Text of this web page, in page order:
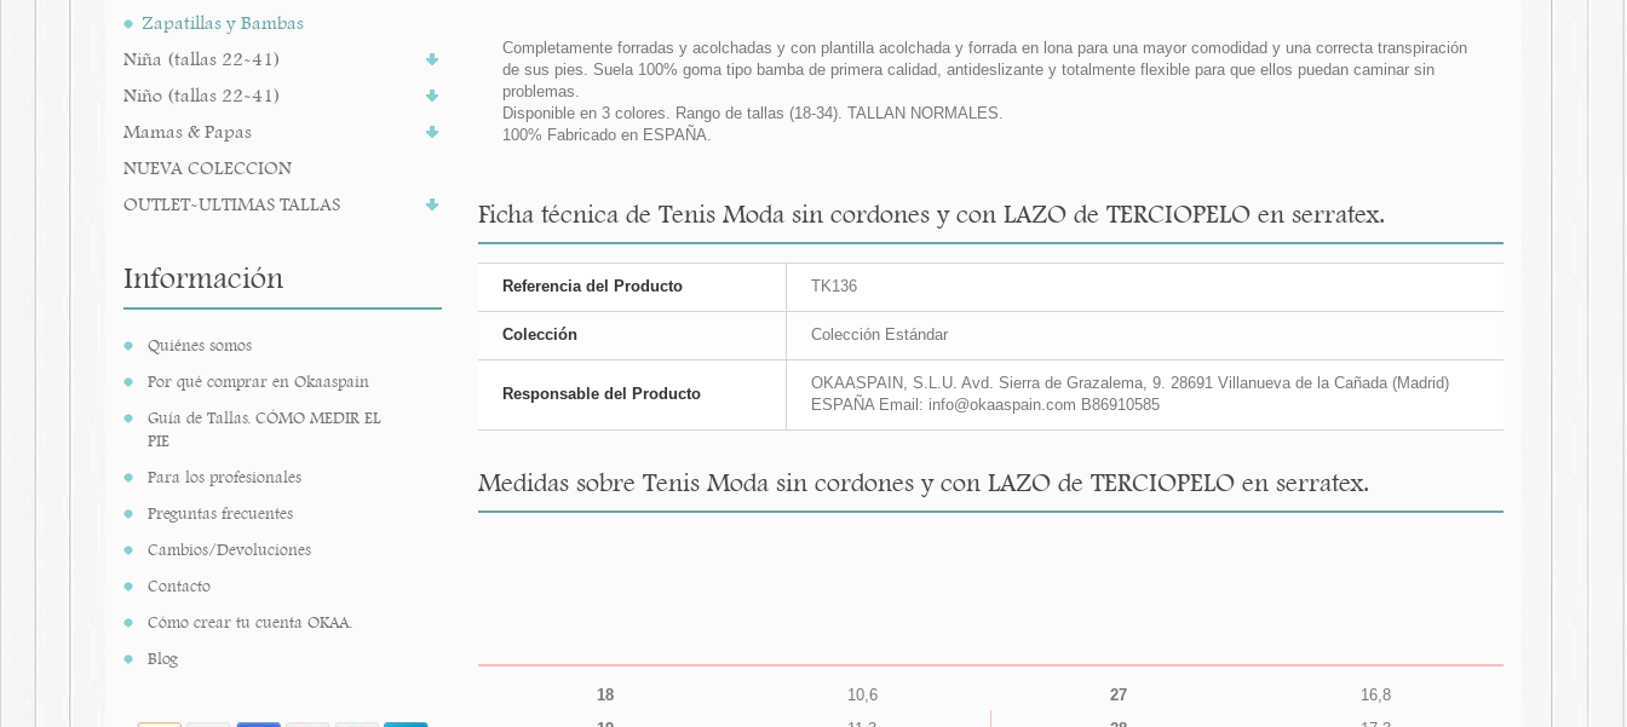
Zapatillas y Bambas
Niña (tallas 22-41)
Niño (tallas 22-41)
Mamas & Papas
NUEVA COLECCION
OUTLET-ULTIMAS TALLAS
Información
Quiénes somos
Por qué comprar en Okaaspain
Guía de Tallas. CÓMO MEDIR EL
PIE
Para los profesionales
Preguntas frecuentes
Cambios/Devoluciones
Contacto
Cómo crear tu cuenta OKAA.
Blog
Completamente forradas y acolchadas y con plantilla acolchada y forrada en lona para una mayor comodidad y una correcta transpiración
de sus pies. Suela 100% goma tipo bamba de primera calidad, antideslizante y totalmente flexible para que ellos puedan caminar sin
problemas.
Disponible en 3 colores. Rango de tallas (18-34). TALLAN NORMALES.
100% Fabricado en ESPAÑA.
Ficha técnica de Tenis Moda sin cordones y con LAZO de TERCIOPELO en serratex.
Referencia del Producto TK136
Colección Colección Estándar
Responsable del Producto
OKAASPAIN, S.L.U. Avd. Sierra de Grazalema, 9. 28691 Villanueva de la Cañada (Madrid)
ESPAÑA Email: info@okaaspain.com B86910585
Medidas sobre Tenis Moda sin cordones y con LAZO de TERCIOPELO en serratex.
18
10,6
27
16,8